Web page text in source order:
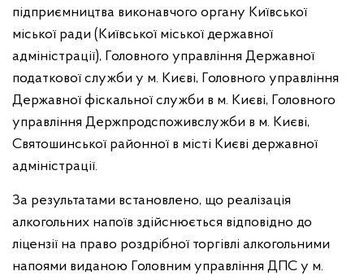
підприємництва виконавчого органу Київської
міської ради (Київської міської державної
адміністрації), Головного управління Державної
податкової служби у м. Києві, Головного управління
Державної фіскальної служби в м. Києві, Головного
управління Держпродспоживслужби в м. Києві,
Святошинської районної в місті Києві державної
адміністрації.
За результатами встановлено, що реалізація
алкогольних напоїв здійснюється відповідно до
ліцензії на право роздрібної торгівлі алкогольними
напоями виданою Головним управління ДПС у м.